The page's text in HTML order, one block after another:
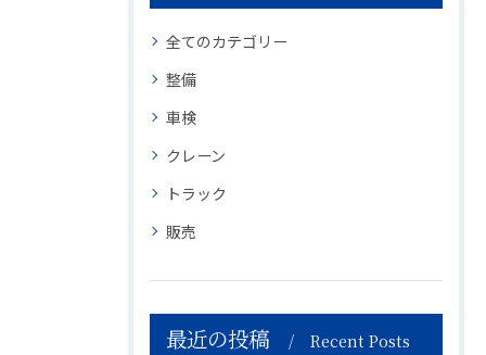
全てのカテゴリー
整備
車検
クレーン
トラック
販売
最近の投稿 Recent Posts